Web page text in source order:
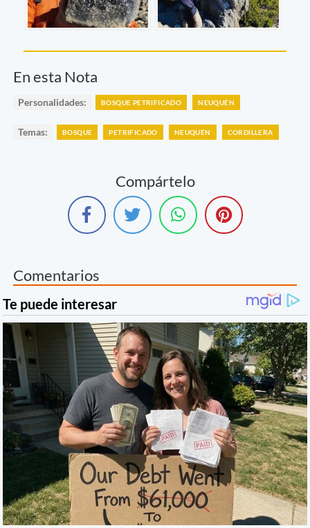
En esta Nota
Personalidades: BOSQUE PETRIFICADO NEUQUÉN
Temas: BOSQUE PETRIFICADO NEUQUÉN CORDILLERA
Compártelo
Comentarios